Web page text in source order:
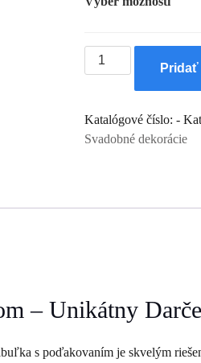
množstvo
Poďakovanie
-
Drevená
14cm
Katalógové číslo: -
Svadobné dekorácie
– Unikátny
s poďakovaním je skvelým